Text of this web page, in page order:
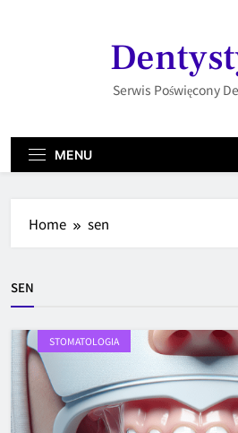
Serwis Poświęcony
MENU
Home sen
SEN
STOMATOLOGIA